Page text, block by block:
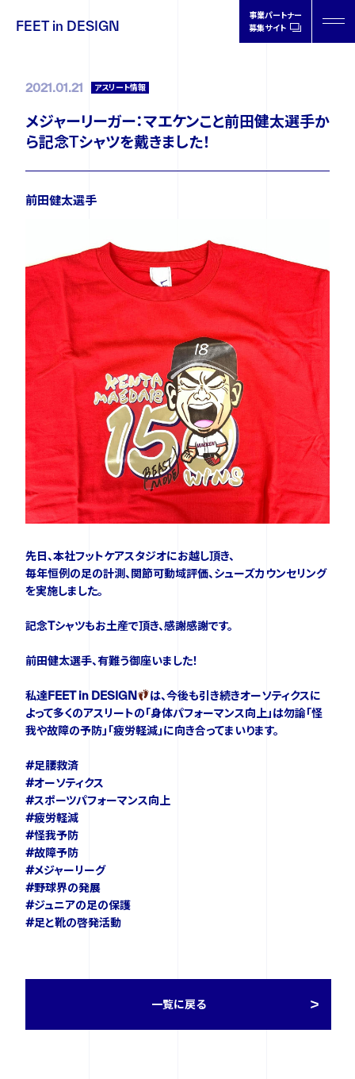
FEET in DESIGN
事業パートナー
募集サイト
DESIGN
製品情報
オーソティクスについて
ドクターの声
イベント
資料ダウンロード
ご購入をご検討の方
FOLLOW US
2021.01.21 アスリート情報
メジャーリーガー：マエケンこと前田健太選手か
ら記念Tシャツを戴きました！
前田健太選手
先日、本社フットケアスタジオにお越し頂き、
毎年恒例の足の計測、関節可動域評価、シューズカウンセリング
を実施しました。
記念Tシャツもお土産で頂き、感謝感謝です。
前田健太選手、有難う御座いました！
私達FEET in DESIGN
は、今後も引き続きオーソティクスに
よって多くのアスリートの「身体パフォーマンス向上」は勿論「怪
我や故障の予防」「疲労軽減」に向き合ってまいります。
#足腰救済
#オーソティクス
#スポーツパフォーマンス向上
#疲労軽減
#怪我予防
#故障予防
#メジャーリーグ
#野球界の発展
#ジュニアの足の保護
#足と靴の啓発活動
一覧に戻る